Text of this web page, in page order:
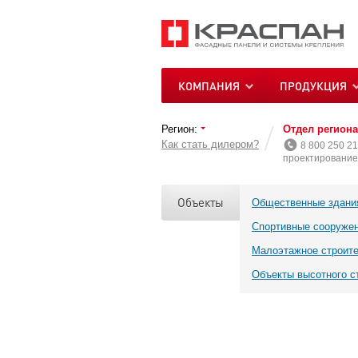
КОМПАНИЯ ПРОДУКЦИЯ
Регион:
Как стать дилером?
Отдел
8 800 250
Объекты
Общественные
Спортивные
Малоэтажное
Объекты высотного